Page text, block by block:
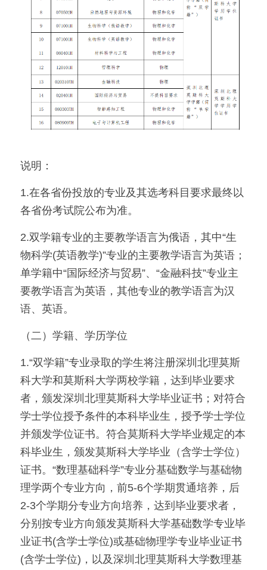
说明：
1.在各省份投放的专业及其选考科目要求最终以
各省份考试院公布为准。
2.双学籍专业的主要教学语言为俄语，其中“生
物科学(英语教学)”专业的主要教学语言为英语；
单学籍中“国际经济与贸易”、“金融科技”专业主
要教学语言为英语，其他专业的教学语言为汉
语、英语。
（二）学籍、学历学位
1.“双学籍”专业录取的学生将注册深圳北理莫斯
科大学和莫斯科大学两校学籍，达到毕业要求
者，颁发深圳北理莫斯科大学毕业证书；对符合
学士学位授予条件的本科毕业生，授予学士学位
并颁发学位证书。符合莫斯科大学毕业规定的本
科毕业生，颁发莫斯科大学毕业（含学士学位）
证书。“数理基础科学”专业分基础数学与基础物
理学两个专业方向，前5-6个学期贯通培养，后
2-3个学期分专业方向培养，达到毕业要求者，
分别按专业方向颁发莫斯科大学基础数学专业毕
业证书(含学士学位)或基础物理学专业毕业证书
(含学士学位)，以及深圳北理莫斯科大学数理基